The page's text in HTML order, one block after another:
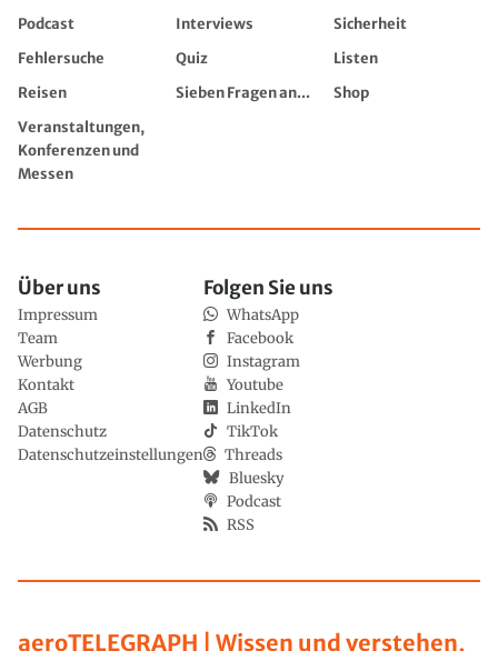
Podcast
Interviews
Sicherheit
Fehlersuche
Quiz
Listen
Reisen
Sieben Fragen an...
Shop
Veranstaltungen,
Konferenzen und
Messen
aeroTELEGRAPH | Wissen und verstehen,
Über uns
Impressum
Team
Werbung
Kontakt
AGB
Datenschutz
Datenschutzeinstellungen
Folgen Sie uns
WhatsApp
Facebook
Instagram
Youtube
LinkedIn
TikTok
Threads
Bluesky
Podcast
RSS